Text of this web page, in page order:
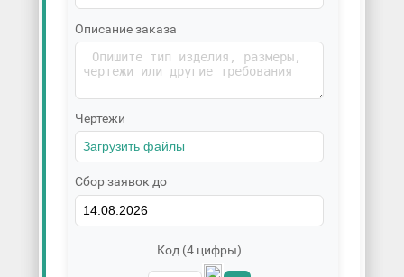
Описание заказа
Чертежи
Сбор заявок до
Код (4 цифры)